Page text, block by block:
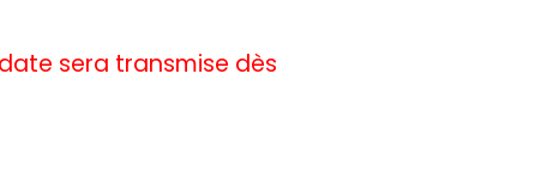
sera transmise dès